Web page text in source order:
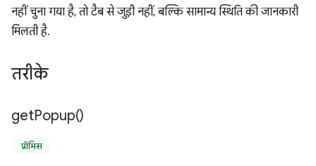
नहीं चुना गया है, तो टैब से जुड़ी नहीं, बल्कि सामान्य स्थिति की जानकारी
मिलती है.
तरीके
getPopup()
प्रॉमिस